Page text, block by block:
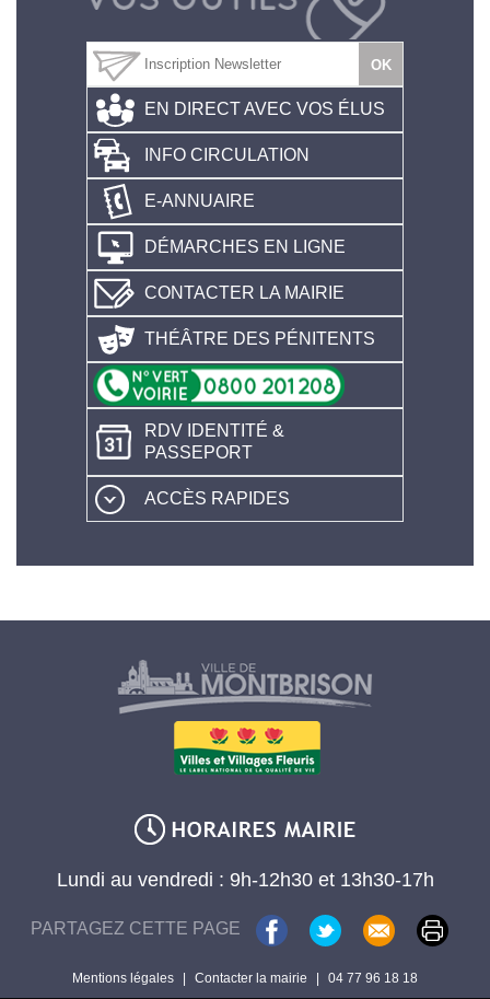
EN DIRECT AVEC VOS ÉLUS
INFO CIRCULATION
E-ANNUAIRE
DÉMARCHES EN LIGNE
CONTACTER LA MAIRIE
THÉÂTRE DES PÉNITENTS
RDV IDENTITÉ &
PASSEPORT
ACCÈS RAPIDES
Lundi au vendredi : 9h-12h30 et 13h30-17h
PARTAGEZ CETTE PAGE
Mentions légales | Contacter la mairie | 04 77 96 18 18